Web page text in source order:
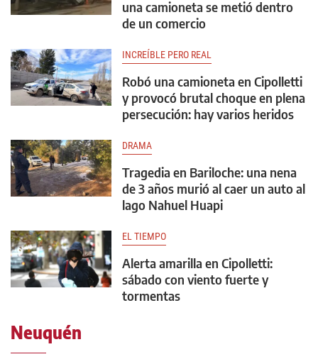
una camioneta se metió dentro
de un comercio
INCREÍBLE PERO REAL
Robó una camioneta en Cipolletti
y provocó brutal choque en plena
persecución: hay varios heridos
DRAMA
Tragedia en Bariloche: una nena
de 3 años murió al caer un auto al
lago Nahuel Huapi
EL TIEMPO
Alerta amarilla en Cipolletti:
sábado con viento fuerte y
tormentas
Neuquén